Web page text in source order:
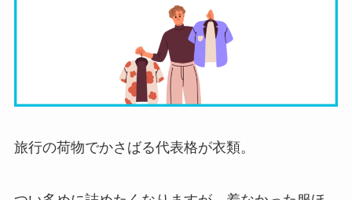
旅行の荷物でかさばる代表格が衣類。